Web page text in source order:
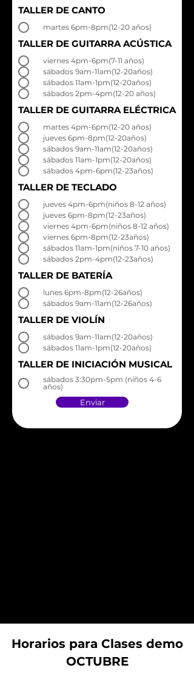
TALLER DE CANTO
martes 6pm-8pm(12-20 años)
TALLER DE GUITARRA ACÚSTICA
viernes 4pm-6pm(7-11 años)
sábados 9am-11am(12-20años)
sábados 11am-1pm(12-20años)
sábados 2pm-4pm(12-20 años)
TALLER DE GUITARRA ELÉCTRICA
martes 4pm-6pm(12-20 años)
jueves 6pm-8pm(12-20años)
sábados 9am-11am(12-20años)
sábados 11am-1pm(12-20años)
sábados 4pm-6pm(12-23años)
TALLER DE TECLADO
jueves 4pm-6pm(niños 8-12 años)
jueves 6pm-8pm(12-23años)
viernes 4pm-6pm(niños 8-12 años)
viernes 6pm-8pm(12-23años)
sábados 11am-1pm(niños 7-10 años)
sábados 2pm-4pm(12-23años)
TALLER DE BATERÍA
lunes 6pm-8pm(12-26años)
sábados 9am-11am(12-26años)
TALLER DE VIOLÍN
sábados 9am-11am(12-20años)
sábados 11am-1pm(12-20años)
TALLER DE INICIACIÓN MUSICAL
sábados 3:30pm-5pm (niños 4-6
años)
Enviar
Horarios para Clases demo
OCTUBRE